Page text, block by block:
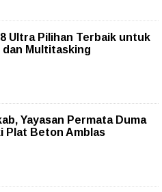
Ultra Pilihan Terbaik untuk
Multitasking
Yayasan Permata Duma
Plat Beton Amblas